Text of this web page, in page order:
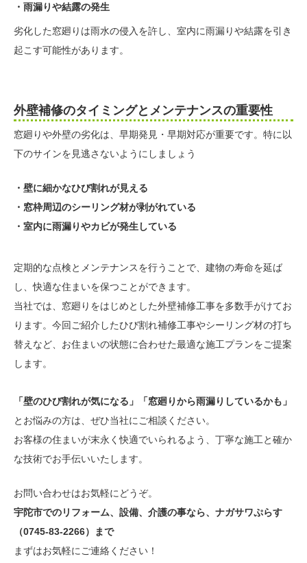
・雨漏りや結露の発生
劣化した窓廻りは雨水の侵入を許し、室内に雨漏りや結露を引き
起こす可能性があります。
外壁補修のタイミングとメンテナンスの重要性
窓廻りや外壁の劣化は、早期発見・早期対応が重要です。特に以
下のサインを見逃さないようにしましょう
・壁に細かなひび割れが見える
・窓枠周辺のシーリング材が剥がれている
・室内に雨漏りやカビが発生している
定期的な点検とメンテナンスを行うことで、建物の寿命を延ば
し、快適な住まいを保つことができます。
当社では、窓廻りをはじめとした外壁補修工事を多数手がけてお
ります。今回ご紹介したひび割れ補修工事やシーリング材の打ち
替えなど、お住まいの状態に合わせた最適な施工プランをご提案
します。
「壁のひび割れが気になる」「窓廻りから雨漏りしているかも」
とお悩みの方は、ぜひ当社にご相談ください。
お客様の住まいが末永く快適でいられるよう、丁寧な施工と確か
な技術でお手伝いいたします。
お問い合わせはお気軽にどうぞ。
宇陀市でのリフォーム、設備、介護の事なら、ナガサワぷらす
（0745-83-2266）まで
まずはお気軽にご連絡ください！